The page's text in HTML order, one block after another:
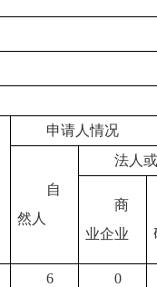
申请人情况
自
然人
法人
商
业企业
6 0